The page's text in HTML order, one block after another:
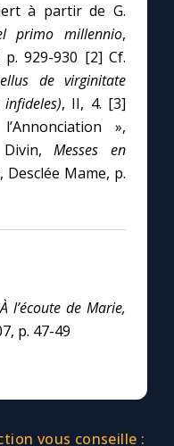
à partir de G.
primo millennio,
929-930 [2] Cf.
de virginitate
, II, 4. [3]
»,
Divin,Messes en
, Desclée Mame, p.
À l’écoute de Marie,
p. 47-49
vous conseille :